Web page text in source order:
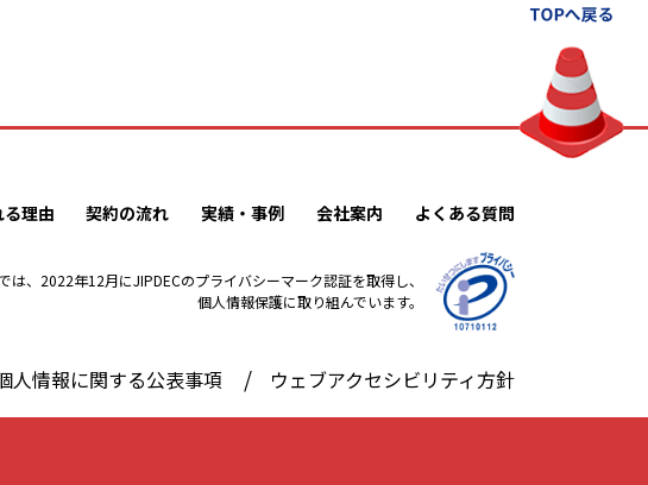
理由 契約の流れ 実績・事例 会社案内 よくある質問
は、2022年12月にJIPDECのプライバシーマーク認証を取得し、
個人情報保護に取り組んでいます。
人情報に関する公表事項 ウェブアクセシビリティ方針